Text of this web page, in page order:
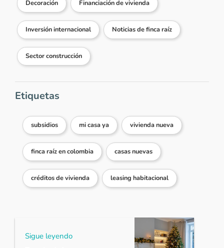
Decoración Financiación de vivienda
Inversión internacional Noticias de finca raíz
Sector construcción
Etiquetas
subsidios mi casa ya vivienda nueva
finca raíz en colombia casas nuevas
créditos de vivienda leasing habitacional
Sigue leyendo